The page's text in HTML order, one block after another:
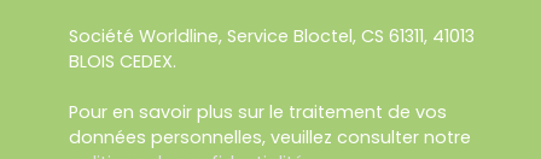
Société Worldline, Service Bloctel, CS 61311, 41013
BLOIS CEDEX.
Pour en savoir plus sur le traitement de vos
données personnelles, veuillez consulter notre